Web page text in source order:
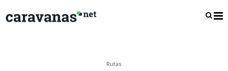
Rutas